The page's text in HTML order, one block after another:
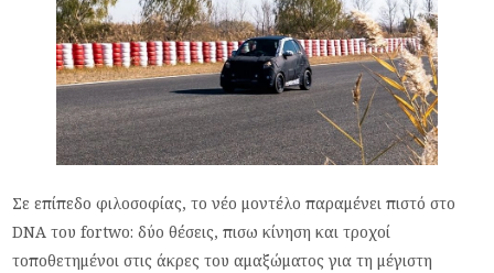
Σε επίπεδο φιλοσοφίας, το νέο μοντέλο παραμένει πιστό στο
DNA του fortwo: δύο θέσεις, πισω κίνηση και τροχοί
τοποθετημένοι στις άκρες του αμαξώματος για τη μέγιστη